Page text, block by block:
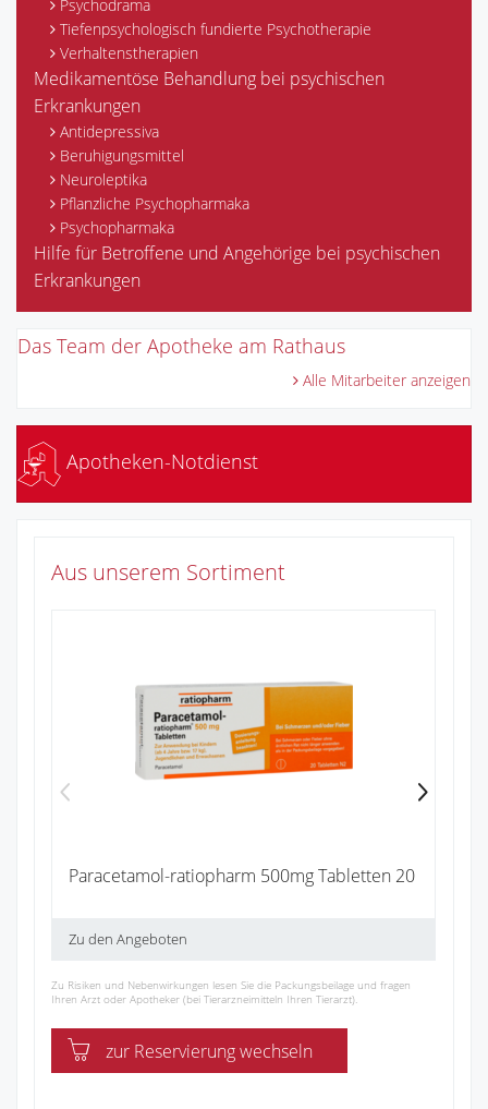
Psychodrama
Tiefenpsychologisch fundierte Psychotherapie
Verhaltenstherapien
Medikamentöse Behandlung bei psychischen
Erkrankungen
Antidepressiva
Beruhigungsmittel
Neuroleptika
Pflanzliche Psychopharmaka
Psychopharmaka
Hilfe für Betroffene und Angehörige bei psychischen
Erkrankungen
Das Team der Apotheke am Rathaus
Alle Mitarbeiter anzeigen
Apotheken-Notdienst
Aus unserem Sortiment
Paracetamol-ratiopharm 500mg Tabletten 20
Zu den Angeboten
Zu Risiken und Nebenwirkungen lesen Sie die Packungsbeilage und fragen
Ihren Arzt oder Apotheker (bei Tierarzneimitteln Ihren Tierarzt).
zur Reservierung wechseln